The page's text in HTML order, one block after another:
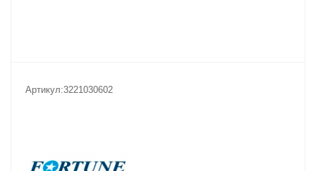
Артикул:3221030602